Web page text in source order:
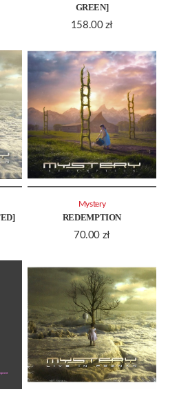
GREEN]
158.00 zł
REDEMPTION
70.00 zł
Mystery